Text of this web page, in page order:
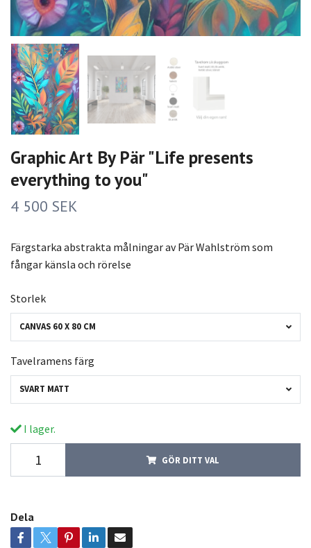
Graphic Art By Pär "Life presents
everything to you"
4 500 SEK
Färgstarka abstrakta målningar av Pär Wahlström som
fångar känsla och rörelse
Storlek
CANVAS 60 X 80 CM
Tavelramens färg
SVART MATT
I lager.
GÖR DITT VAL
Dela